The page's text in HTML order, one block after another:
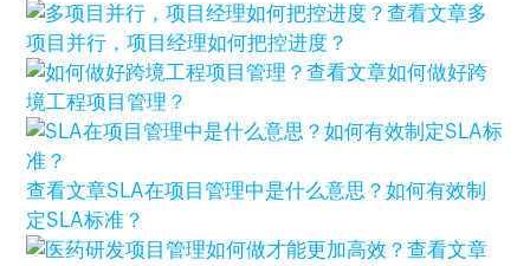
查看文章多
项目并行，项目经理如何把控进度？
查看文章如何做好跨
境工程项目管理？
查看文章SLA在项目管理中是什么意思？如何有效制
定SLA标准？
查看文章